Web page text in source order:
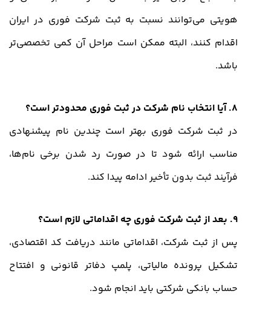
هویتی می‌توانند نسبت به ثبت شرکت فوری در ایران
اقدام کنند، البته ممکن است مراحل آن کمی تخصصی‌تر
باشد.
8. آیا انتخاب نام شرکت در ثبت فوری محدودتر است؟
در ثبت شرکت فوری بهتر است چندین نام پیشنهادی
مناسب ارائه شود تا در صورت رد شدن برخی نام‌ها،
فرآیند ثبت بدون تأخیر ادامه پیدا کند.
9. بعد از ثبت شرکت فوری چه اقداماتی لازم است؟
پس از ثبت شرکت، اقداماتی مانند دریافت کد اقتصادی،
تشکیل پرونده مالیاتی، پلمپ دفاتر قانونی و افتتاح
حساب بانکی شرکتی باید انجام شود.